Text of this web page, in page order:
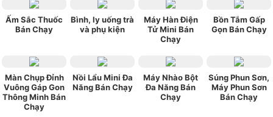
Ấm Sắc Thuốc
Bán Chạy
Bình, ly uống trà
và phụ kiện
Máy Hàn Điện
Tử Mini Bán
Chạy
Bồn Tắm Gấp
Gọn Bán Chạy
Màn Chụp Đỉnh
Vuông Gáp Gon
Thông Minh Bán
Chạy
Nồi Lẩu Mini Đa
Năng Bán Chạy
Máy Nhào Bột
Đa Năng Bán
Chạy
Súng Phun Sơn,
Máy Phun Sơn
Bán Chạy